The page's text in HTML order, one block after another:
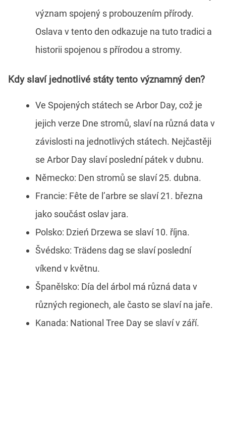
význam spojený s probouzením přírody.
Oslava v tento den odkazuje na tuto tradici a
historii spojenou s přírodou a stromy.
Kdy slaví jednotlivé státy tento významný den?
Ve Spojených státech se Arbor Day, což je
jejich verze Dne stromů, slaví na různá data v
závislosti na jednotlivých státech. Nejčastěji
se Arbor Day slaví poslední pátek v dubnu.
Německo: Den stromů se slaví 25. dubna.
Francie: Fête de l’arbre se slaví 21. března
jako součást oslav jara.
Polsko: Dzień Drzewa se slaví 10. října.
Švédsko: Trädens dag se slaví poslední
víkend v květnu.
Španělsko: Día del árbol má různá data v
různých regionech, ale často se slaví na jaře.
Kanada: National Tree Day se slaví v září.